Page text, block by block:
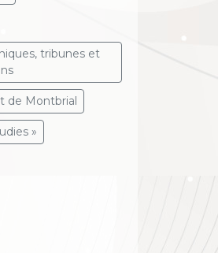
tribunes et
de Montbrial
»